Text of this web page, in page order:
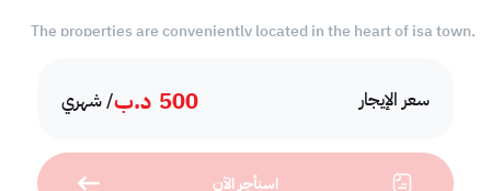
سعر الإيجار 500 د.ب/ شهري
استأجر الآن
The properties are conveniently located in the heart of isa town,
villas is located in a quite neighborhood and it has many access to
The villa comprises of: